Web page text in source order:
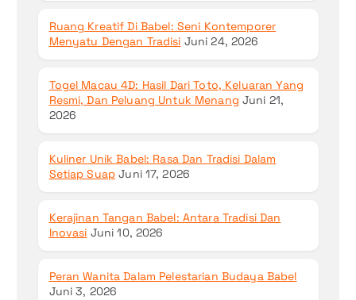
Ruang Kreatif Di Babel: Seni Kontemporer
Menyatu Dengan Tradisi Juni 24, 2026
Togel Macau 4D: Hasil Dari Toto, Keluaran Yang
Resmi, Dan Peluang Untuk Menang Juni 21,
2026
Kuliner Unik Babel: Rasa Dan Tradisi Dalam
Setiap Suap Juni 17, 2026
Kerajinan Tangan Babel: Antara Tradisi Dan
Inovasi Juni 10, 2026
Peran Wanita Dalam Pelestarian Budaya Babel
Juni 3, 2026